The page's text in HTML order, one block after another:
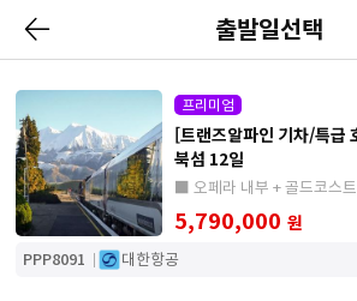
출발일선택
프리미엄
[트랜즈알파인 기차/특급
북섬 12일
■ 오페라 내부 + 골드코스
5,790,000 원
PPP8091 대한항공